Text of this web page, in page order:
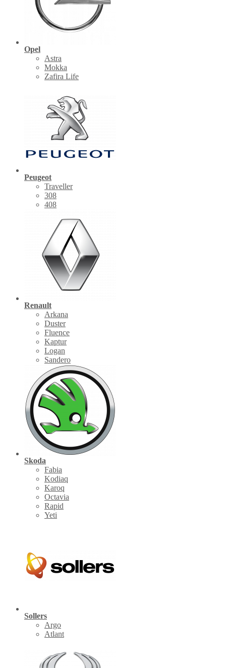
Opel
Astra
Mokka
Zafira Life
Peugeot
Traveller
308
408
Renault
Arkana
Duster
Fluence
Kaptur
Logan
Sandero
Skoda
Fabia
Kodiaq
Karoq
Octavia
Rapid
Yeti
Sollers
Argo
Atlant